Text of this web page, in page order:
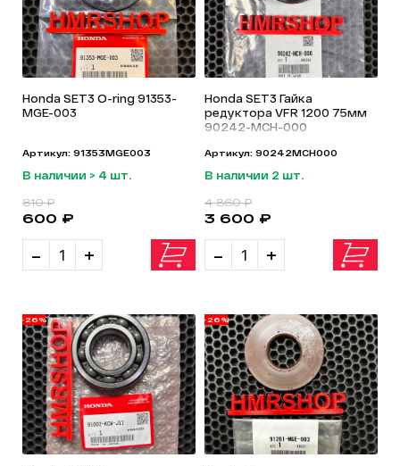
Honda SET3 O-ring 91353-
MGE-003
Артикул: 91353MGE003
В наличии > 4 шт.
- +
600 ₽
810 ₽
Honda SET3 Гайка
редуктора VFR 1200 75мм
90242-MCH-000
Артикул: 90242MCH000
В наличии 2 шт.
- +
3 600 ₽
4 860 ₽
-26% -26%